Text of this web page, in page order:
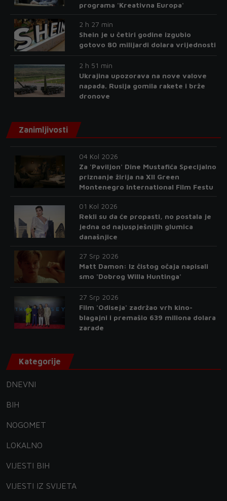
programa 'Kreativna Europa'
2 h 27 min
Shein je u četiri godine izgubio
gotovo 80 milijardi dolara vrijednosti
2 h 51 min
Ukrajina upozorava na nove valove
napada. Rusija gomila rakete i brže
dronove
Zanimljivosti
04 Kol 2026
Za 'Paviljon' Dine Mustafića Specijalno
priznanje žirija na XII Green
Montenegro International Film Festu
01 Kol 2026
Rekli su da će propasti, no postala je
jedna od najuspješnijih glumica
današnjice
27 Srp 2026
Matt Damon: Iz čistog očaja napisali
smo 'Dobrog Willa Huntinga'
27 Srp 2026
Film 'Odiseja' zadržao vrh kino-
blagajni i premašio 639 miliona dolara
zarade
Kategorije
DNEVNI
BIH
NOGOMET
LOKALNO
VIJESTI BIH
VIJESTI IZ SVIJETA